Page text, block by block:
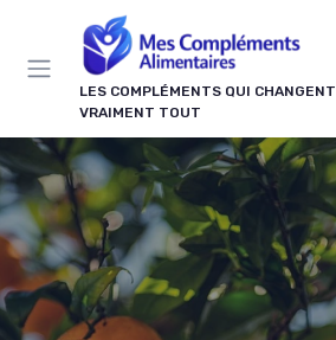
LES COMPLÉMENTS QUI CHANGENT
VRAIMENT TOUT
Panneau de gestion des cookies